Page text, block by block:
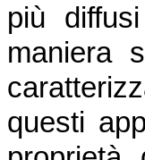
più
maniera
questi